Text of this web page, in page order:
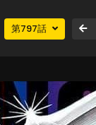
第797話